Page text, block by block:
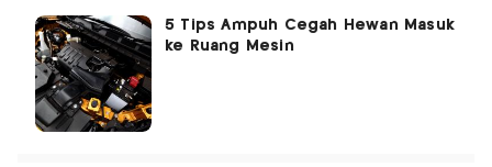
5 Tips Ampuh Cegah Hewan Masuk
ke Ruang Mesin